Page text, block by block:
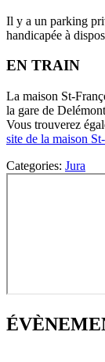
Il y a un parking
handicapée à
EN TRAIN
La maison St-
la gare de
Vous trouverez
site de la maison
Categories: Jura